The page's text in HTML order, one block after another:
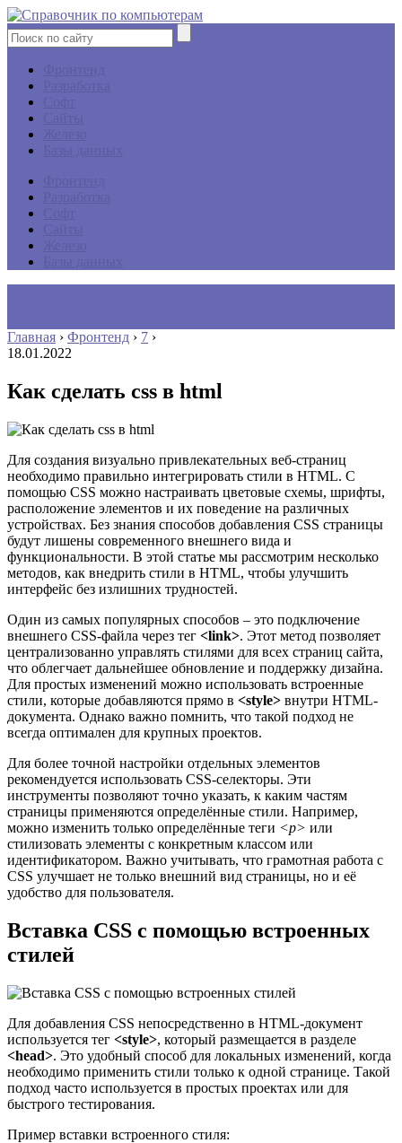
Главная › Фронтенд › 7 ›
18.01.2022
Как сделать css в html
Для создания визуально привлекательных веб-страниц
необходимо правильно интегрировать стили в HTML. С
помощью CSS можно настраивать цветовые схемы, шрифты,
расположение элементов и их поведение на различных
устройствах. Без знания способов добавления CSS страницы
будут лишены современного внешнего вида и
функциональности. В этой статье мы рассмотрим несколько
методов, как внедрить стили в HTML, чтобы улучшить
интерфейс без излишних трудностей.
Один из самых популярных способов – это подключение
внешнего CSS-файла через тег <link>. Этот метод позволяет
централизованно управлять стилями для всех страниц сайта,
что облегчает дальнейшее обновление и поддержку дизайна.
Для простых изменений можно использовать встроенные
стили, которые добавляются прямо в <style> внутри HTML-
документа. Однако важно помнить, что такой подход не
всегда оптимален для крупных проектов.
Для более точной настройки отдельных элементов
рекомендуется использовать CSS-селекторы. Эти
инструменты позволяют точно указать, к каким частям
страницы применяются определённые стили. Например,
можно изменить только определённые теги <p> или
стилизовать элементы с конкретным классом или
идентификатором. Важно учитывать, что грамотная работа с
CSS улучшает не только внешний вид страницы, но и её
удобство для пользователя.
Вставка CSS с помощью встроенных
стилей
Для добавления CSS непосредственно в HTML-документ
используется тег <style>, который размещается в разделе
<head>. Это удобный способ для локальных изменений, когда
необходимо применить стили только к одной странице. Такой
подход часто используется в простых проектах или для
быстрого тестирования.
Пример вставки встроенного стиля: